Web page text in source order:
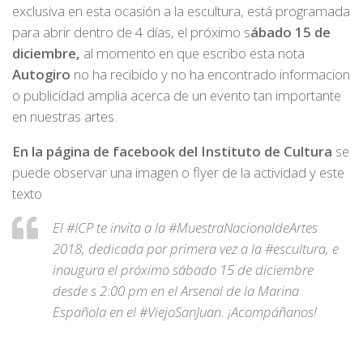
exclusiva en esta ocasión a la escultura, está programada
para abrir dentro de 4 días, el próximo sábado 15 de
diciembre, al momento en que escribo esta nota
Autogiro no ha recibido y no ha encontrado informacion
o publicidad amplia acerca de un evento tan importante
en nuestras artes.
En la página de facebook del Instituto de Cultura se
puede observar una imagen o flyer de la actividad y este
texto
El #ICP te invita a la #MuestraNacionaldeArtes
2018, dedicada por primera vez a la #escultura, e
inaugura el próximo sábado 15 de diciembre
desde s 2:00 pm en el Arsenal de la Marina
Española en el #ViejoSanJuan. ¡Acompáñanos!